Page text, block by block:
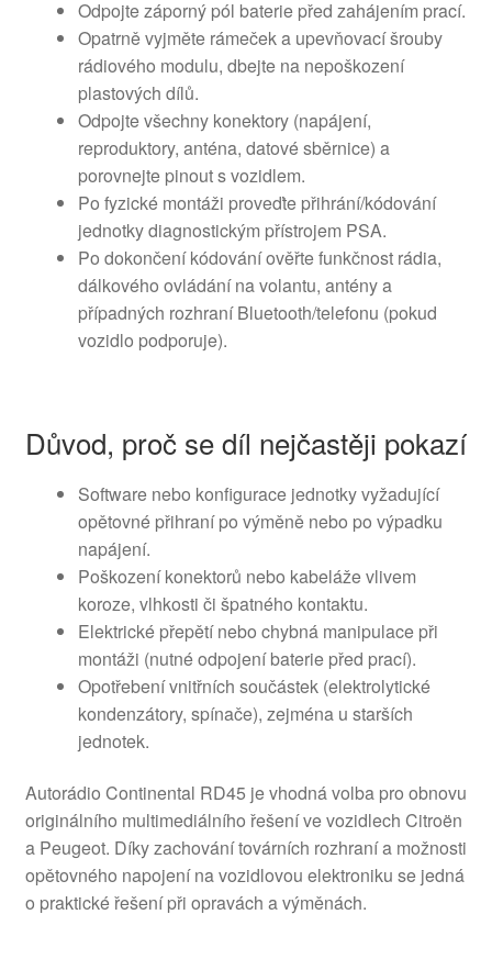
Odpojte záporný pól baterie před zahájením prací.
Opatrně vyjměte rámeček a upevňovací šrouby
rádiového modulu, dbejte na nepoškození
plastových dílů.
Odpojte všechny konektory (napájení,
reproduktory, anténa, datové sběrnice) a
porovnejte pinout s vozidlem.
Po fyzické montáži proveďte přihrání/kódování
jednotky diagnostickým přístrojem PSA.
Po dokončení kódování ověřte funkčnost rádia,
dálkového ovládání na volantu, antény a
případných rozhraní Bluetooth/telefonu (pokud
vozidlo podporuje).
Důvod, proč se díl nejčastěji pokazí
Software nebo konfigurace jednotky vyžadující
opětovné přihraní po výměně nebo po výpadku
napájení.
Poškození konektorů nebo kabeláže vlivem
koroze, vlhkosti či špatného kontaktu.
Elektrické přepětí nebo chybná manipulace při
montáži (nutné odpojení baterie před prací).
Opotřebení vnitřních součástek (elektrolytické
kondenzátory, spínače), zejména u starších
jednotek.
Autorádio Continental RD45 je vhodná volba pro obnovu
originálního multimediálního řešení ve vozidlech Citroën
a Peugeot. Díky zachování továrních rozhraní a možnosti
opětovného napojení na vozidlovou elektroniku se jedná
o praktické řešení při opravách a výměnách.